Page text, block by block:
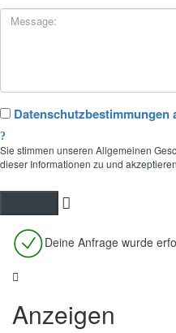
Datenschutzbestimmungen
Sie stimmen unseren Allgemeinen
dieser Informationen zu und
Deine Anfrage wurde
Anzeigen